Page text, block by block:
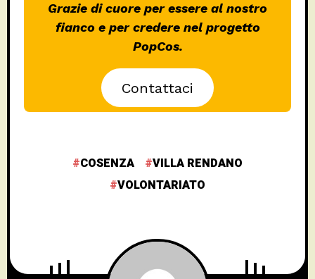
Grazie di cuore per essere al nostro
fianco e per credere nel progetto
PopCos.
Contattaci
COSENZA
VILLA RENDANO
VOLONTARIATO